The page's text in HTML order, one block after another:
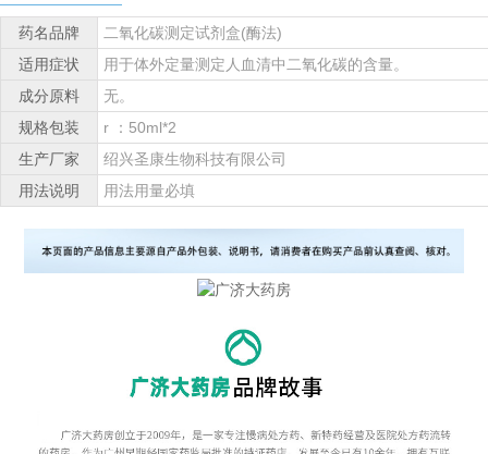
药名品牌
二氧化碳测定试剂盒(酶法)
适用症状
用于体外定量测定人血清中二氧化碳的含量。
成分原料
无。
规格包装
r ：50ml*2
生产厂家
绍兴圣康生物科技有限公司
用法说明
用法用量必填